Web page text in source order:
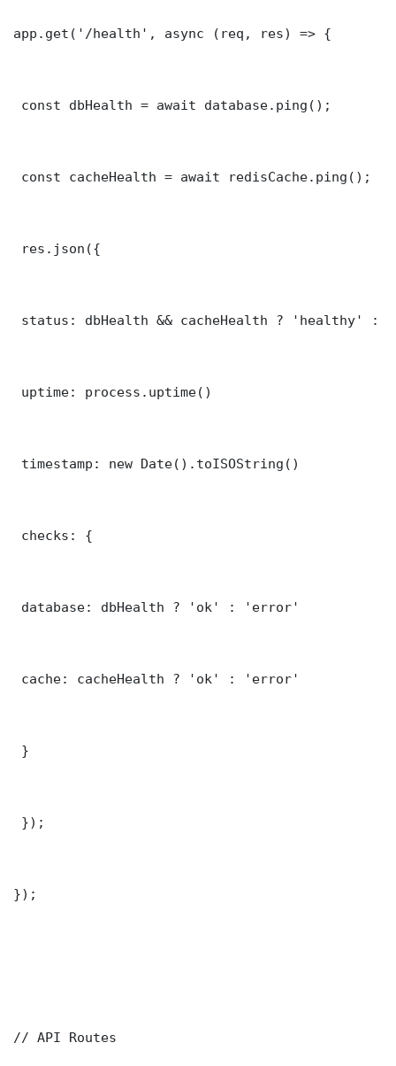
app.get('/health', async (req, res) => {
const dbHealth = await database.ping();
const cacheHealth = await redisCache.ping();
res.json({
status: dbHealth && cacheHealth ? 'healthy' :
uptime: process.uptime()
timestamp: new Date().toISOString()
checks: {
database: dbHealth ? 'ok' : 'error'
cache: cacheHealth ? 'ok' : 'error'
}
});
});
// API Routes